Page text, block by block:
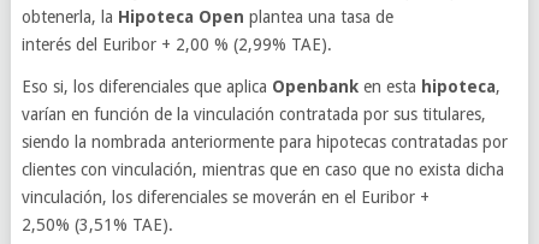
obtenerla, la Hipoteca Open plantea una tasa de
interés del Euribor + 2,00 % (2,99% TAE).
Eso si, los diferenciales que aplica Openbanken esta hipoteca,
varían en función de la vinculación contratada por sus titulares,
siendo la nombrada anteriormente para hipotecas contratadas por
clientes con vinculación, mientras que en caso que no exista dicha
vinculación, los diferenciales se moverán en el Euribor +
2,50% (3,51% TAE).